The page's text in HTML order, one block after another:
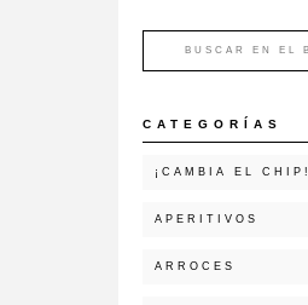
CATEGORÍAS
¡CAMBIA EL CHIP!
APERITIVOS
ARROCES